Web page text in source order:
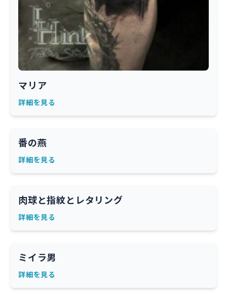
マリア
詳細を見る
番の燕
詳細を見る
肉球と指紋とレタリング
詳細を見る
ミイラ男
詳細を見る